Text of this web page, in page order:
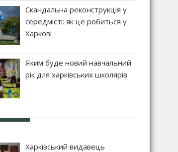
Скандальна реконструкція у
середмісті: як це робиться у
Харкові
Яким буде новий навчальний
рік для харківських школярів
Харківський видавець